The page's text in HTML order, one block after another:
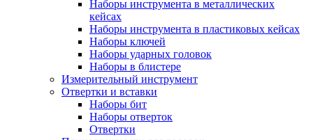
Наборы инструмента в металлических
кейсах
Наборы инструмента в пластиковых кейсах
Наборы ключей
Наборы ударных головок
Наборы в блистере
Измерительный инструмент
Отвертки и вставки
Наборы бит
Наборы отверток
Отвертки